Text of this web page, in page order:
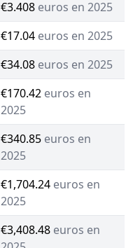
€3.408 euros en 2025
€17.04 euros en 2025
€34.08 euros en 2025
€170.42 euros en
2025
€340.85 euros en
2025
€1,704.24 euros en
2025
€3,408.48 euros en